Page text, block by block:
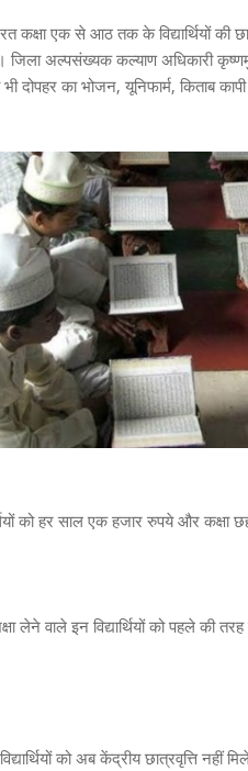
एक से आठ तक के विद्यार्थियों की
अल्पसंख्यक कल्याण अधिकारी
दोपहर का भोजन, यूनिफार्म, किताब
को हर साल एक हजार रुपये और
लेने वाले इन विद्यार्थियों को पहले की तरह
को अब केंद्रीय छात्रवृत्ति नहीं